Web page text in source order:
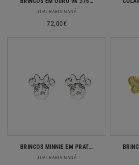
Fornecedor:
JOALHARIA NANÁ
Preço
72,00€
BRINCOS MINNIE EM PRATA 925 DISNEY COM ZIRCONIAS
Fornecedor:
JOALHARIA NANÁ